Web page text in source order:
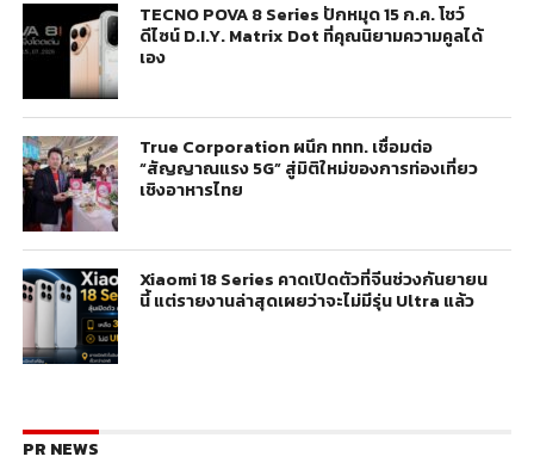
TECNO POVA 8 Series ปักหมุด 15 ก.ค. โชว์
ดีไซน์ D.I.Y. Matrix Dot ที่คุณนิยามความคูลได้
เอง
True Corporation ผนึก ททท. เชื่อมต่อ
“สัญญาณแรง 5G” สู่มิติใหม่ของการท่องเที่ยว
เชิงอาหารไทย
Xiaomi 18 Series คาดเปิดตัวที่จีนช่วงกันยายน
นี้ แต่รายงานล่าสุดเผยว่าจะไม่มีรุ่น Ultra แล้ว
PR NEWS